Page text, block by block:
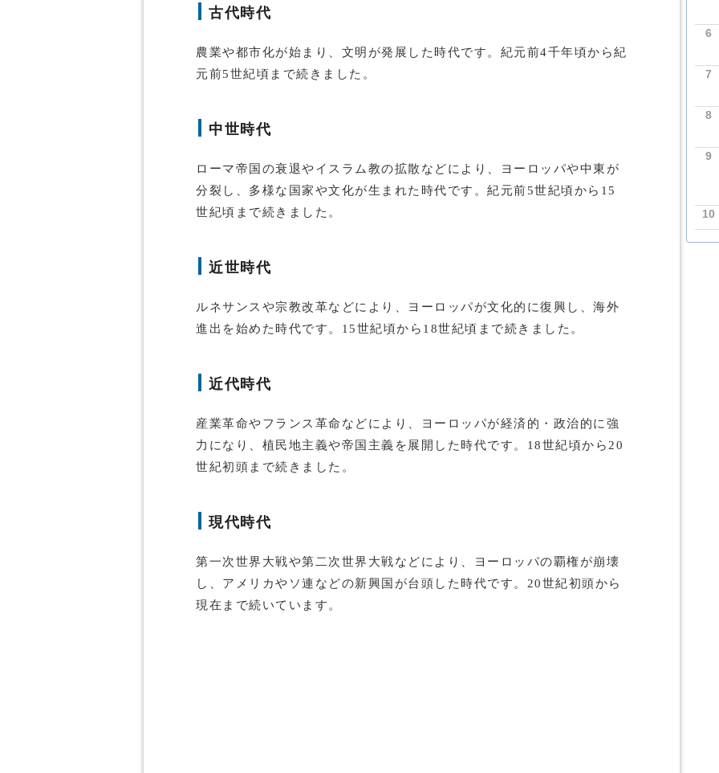
古代時代
農業や都市化が始まり、文明が発展した時代です。紀元前4千年頃から紀
元前5世紀頃まで続きました。
中世時代
ローマ帝国の衰退やイスラム教の拡散などにより、ヨーロッパや中東が
分裂し、多様な国家や文化が生まれた時代です。紀元前5世紀頃から15
世紀頃まで続きました。
近世時代
ルネサンスや宗教改革などにより、ヨーロッパが文化的に復興し、海外
進出を始めた時代です。15世紀頃から18世紀頃まで続きました。
近代時代
産業革命やフランス革命などにより、ヨーロッパが経済的・政治的に強
力になり、植民地主義や帝国主義を展開した時代です。18世紀頃から20
世紀初頭まで続きました。
現代時代
第一次世界大戦や第二次世界大戦などにより、ヨーロッパの覇権が崩壊
し、アメリカやソ連などの新興国が台頭した時代です。20世紀初頭から
現在まで続いています。
6
7
8
9
10